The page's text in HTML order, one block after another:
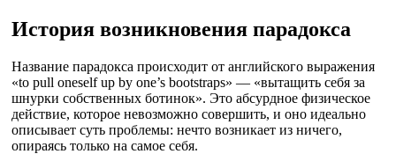
История возникновения парадокса
Название парадокса происходит от английского выражения
«to pull oneself up by one’s bootstraps» — «вытащить себя за
шнурки собственных ботинок». Это абсурдное физическое
действие, которое невозможно совершить, и оно идеально
описывает суть проблемы: нечто возникает из ничего,
опираясь только на самое себя.